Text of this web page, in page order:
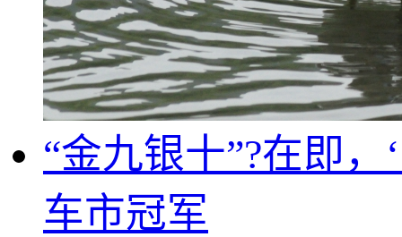
“金九银十”?在即
车市冠军